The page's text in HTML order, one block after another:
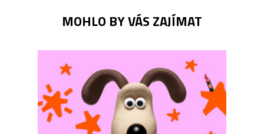
MOHLO BY VÁS ZAJÍMAT